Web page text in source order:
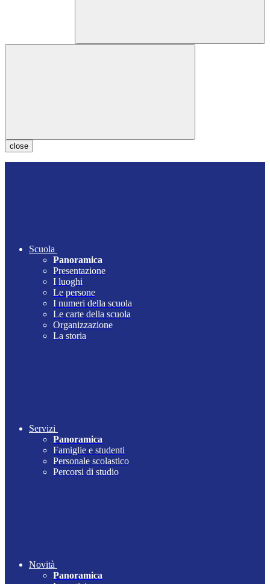
close
Scuola
Panoramica
Presentazione
I luoghi
Le persone
I numeri della scuola
Le carte della scuola
Organizzazione
La storia
Servizi
Panoramica
Famiglie e studenti
Personale scolastico
Percorsi di studio
Novità
Panoramica